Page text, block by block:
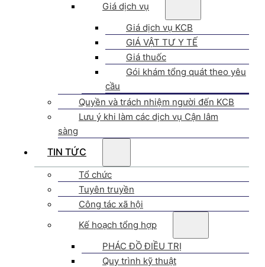
Giá dịch vụ
Giá dịch vụ KCB
GIÁ VẬT TƯ Y TẾ
Giá thuốc
Gói khám tổng quát theo yêu
cầu
Quyền và trách nhiệm người đến KCB
Lưu ý khi làm các dịch vụ Cận lâm
sàng
TIN TỨC
Tổ chức
Tuyên truyền
Công tác xã hội
Kế hoạch tổng hợp
PHÁC ĐỒ ĐIỀU TRỊ
Quy trình kỹ thuật